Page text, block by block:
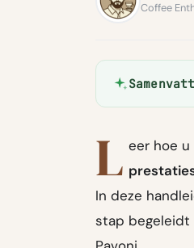
Coffee
L eer hoe u
In deze
stap begeleidt